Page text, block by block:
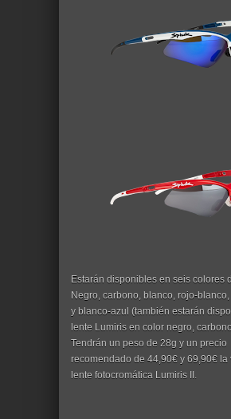
Estarán disponibles en seis colores
Negro, carbono, blanco, rojo-
y blanco-azul (también estarán
lente Lumiris en color negro,
Tendrán un peso de 28g y un precio
recomendado de 44,90€ y 69,90€ la
lente fotocromática Lumiris II.